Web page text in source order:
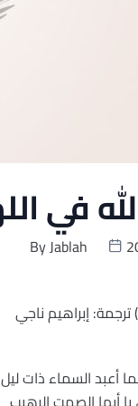
في
ByJablah
إبراهيم ناجي
أعبد السماء ذات ليل